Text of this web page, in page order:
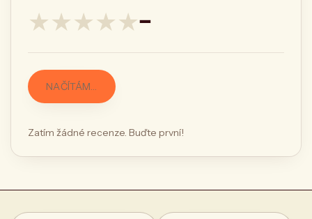
★★★★★—
NAČÍTÁM…
Zatím žádné recenze. Buďte první!